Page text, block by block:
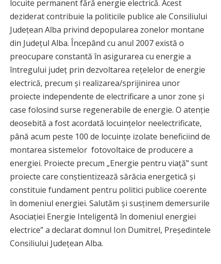
locuite permanent fără energie electrică. Acest
deziderat contribuie la politicile publice ale Consiliului
Judeţean Alba privind depopularea zonelor montane
din Judeţul Alba. Începând cu anul 2007 există o
preocupare constantă în asigurarea cu energie a
întregului judeţ prin dezvoltarea reţelelor de energie
electrică, precum şi realizarea/sprijinirea unor
proiecte independente de electrificare a unor zone şi
case folosind surse regenerabile de energie. O atenţie
deosebită a fost acordată locuinţelor neelectrificate,
până acum peste 100 de locuinţe izolate beneficiind de
montarea sistemelor fotovoltaice de producere a
energiei. Proiecte precum „Energie pentru viaţă‟ sunt
proiecte care conştientizează sărăcia energetică şi
constituie fundament pentru politici publice coerente
în domeniul energiei. Salutăm şi susţinem demersurile
Asociaţiei Energie Inteligentă în domeniul energiei
electrice” a declarat domnul Ion Dumitrel, Președintele
Consiliului Județean Alba.